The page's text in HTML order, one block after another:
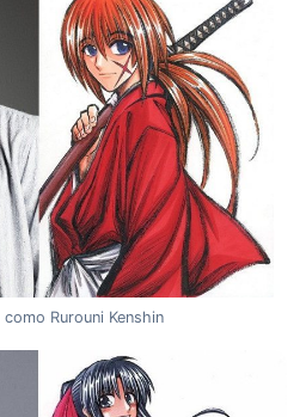
Rurouni Kenshin